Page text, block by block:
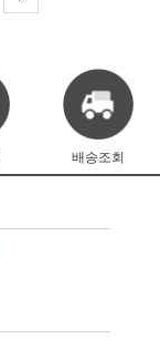
배송조회